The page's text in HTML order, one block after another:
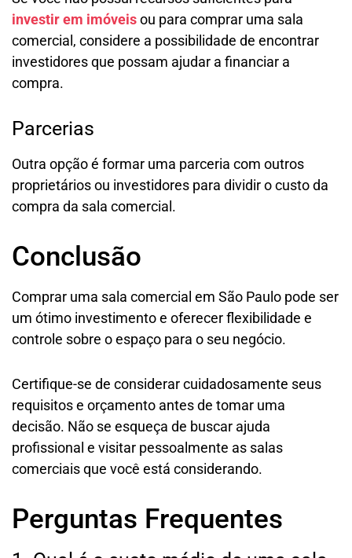
investir em imóveisou para comprar uma sala
comercial, considere a possibilidade de encontrar
investidores que possam ajudar a financiar a
compra.
Parcerias
Outra opção é formar uma parceria com outros
proprietários ou investidores para dividir o custo da
compra da sala comercial.
Conclusão
Comprar uma sala comercial em São Paulo pode ser
um ótimo investimento e oferecer flexibilidade e
controle sobre o espaço para o seu negócio.
Certifique-se de considerar cuidadosamente seus
requisitos e orçamento antes de tomar uma
decisão. Não se esqueça de buscar ajuda
profissional e visitar pessoalmente as salas
comerciais que você está considerando.
Perguntas Frequentes